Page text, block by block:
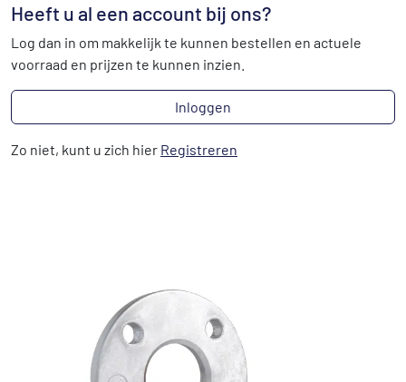
Heeft u al een account bij ons?
Log dan in om makkelijk te kunnen bestellen en actuele
voorraad en prijzen te kunnen inzien.
Inloggen
Zo niet, kunt u zich hier Registreren